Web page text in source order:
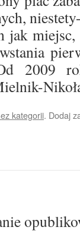
jak
2009
kategorii. Dodaj